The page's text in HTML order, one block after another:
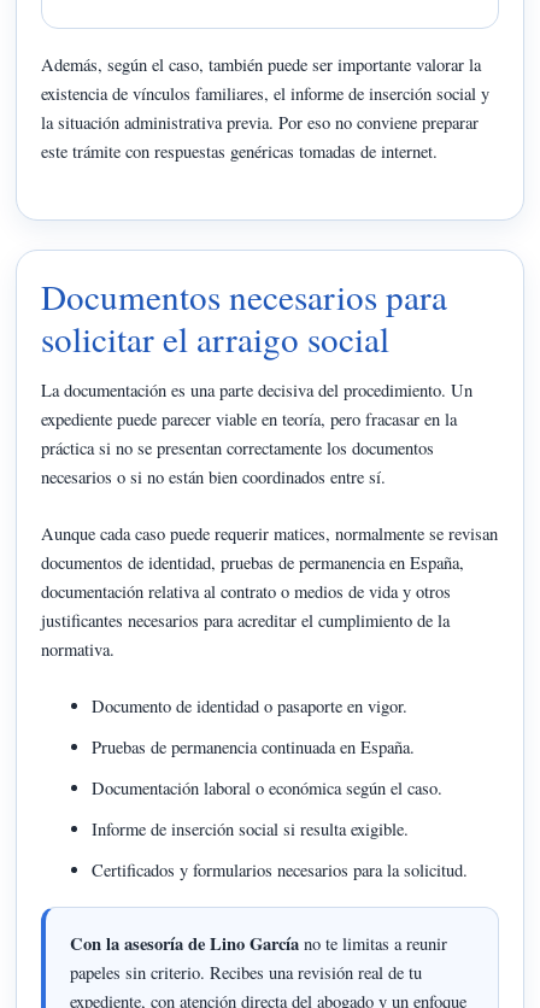
Además, según el caso, también puede ser importante valorar la
existencia de vínculos familiares, el informe de inserción social y
la situación administrativa previa. Por eso no conviene preparar
este trámite con respuestas genéricas tomadas de internet.
Documentos necesarios para
solicitar el arraigo social
La documentación es una parte decisiva del procedimiento. Un
expediente puede parecer viable en teoría, pero fracasar en la
práctica si no se presentan correctamente los documentos
necesarios o si no están bien coordinados entre sí.
Aunque cada caso puede requerir matices, normalmente se revisan
documentos de identidad, pruebas de permanencia en España,
documentación relativa al contrato o medios de vida y otros
justificantes necesarios para acreditar el cumplimiento de la
normativa.
Documento de identidad o pasaporte en vigor.
Pruebas de permanencia continuada en España.
Documentación laboral o económica según el caso.
Informe de inserción social si resulta exigible.
Certificados y formularios necesarios para la solicitud.
Con la asesoría de Lino García no te limitas a reunir
papeles sin criterio. Recibes una revisión real de tu
expediente, con atención directa del abogado y un enfoque